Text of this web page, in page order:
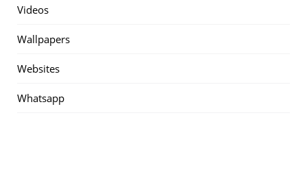
Videos
Wallpapers
Websites
Whatsapp